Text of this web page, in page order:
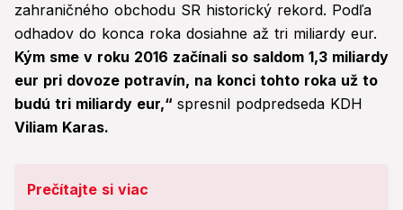
zahraničného obchodu SR historický rekord. Podľa
odhadov do konca roka dosiahne až tri miliardy eur.
Kým sme v roku 2016 začínali so saldom 1,3 miliardy
eur pri dovoze potravín, na konci tohto roka už to
budú tri miliardy eur,“ spresnil podpredseda KDH
Viliam Karas.
Prečítajte si viac